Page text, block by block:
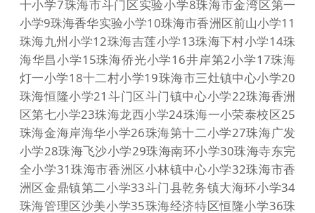
⼗⼩学7珠海市⽃门区实验⼩学8珠海市⾦湾区第⼀
⼩学9珠海⾹华实验⼩学10珠海市⾹洲区前⼭⼩学11
珠海九州⼩学12珠海吉莲⼩学13珠海下村⼩学14珠
海华昌⼩学15珠海侨光⼩学16井岸第2⼩学17珠海
灯⼀⼩学18⼗⼆村⼩学19珠海市三灶镇中⼼⼩学20
珠海恒隆⼩学21⽃门区⽃门镇中⼼⼩学22珠海⾹洲
区第七⼩学23珠海龙西⼩学24珠海⼀⼩荣泰校区25
珠海⾦海岸海华⼩学26珠海第⼗⼆⼩学27珠海⼴发
⼩学28珠海飞沙⼩学29珠海南环⼩学30珠海寺东完
全⼩学31珠海市⾹洲区⼩林镇中⼼⼩学32珠海市⾹
洲区⾦⿍镇第⼆⼩学33⽃门县乾务镇⼤海环⼩学34
珠海管理区沙美⼩学35珠海经济特区恒隆⼩学36珠